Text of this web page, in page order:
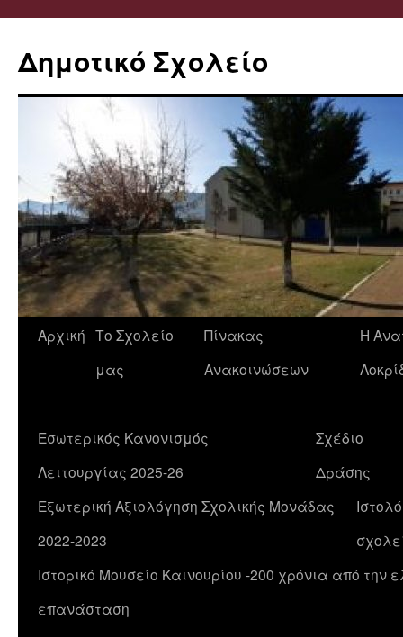
Δημοτικό Σχολείο
Μετάβαση
Αρχική Το Σχολείο
μας
Πίνακας
Ανακοινώσεων
Η
Εσωτερικός Κανονισμός
Λειτουργίας 2025-26
Σχέδιο
Δράσης
Εξωτερική Αξιολόγηση Σχολικής Μονάδας
2022-2023
Ιστορικό Μουσείο Καινουρίου -200 χρόνια από την
επανάσταση